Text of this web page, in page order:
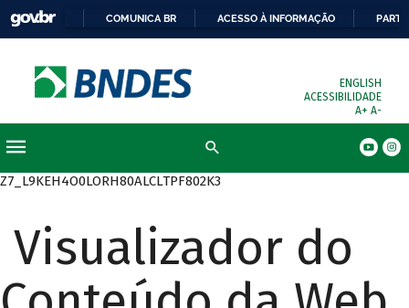
COMUNICA BR ACESSO À INFORMAÇÃO
ENGLISH
ACESSIBILIDADE
A+ A-
Z7_L9KEH4O0LORH80ALCLTPF802K3
Visualizador do